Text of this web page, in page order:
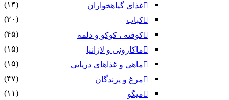
غذای گیاهخواران
کباب
کوفته ، کوکو و دلمه
ماکارونی و لازانیا
ماهی و غذاهای دریایی
مرغ و پرندگان
میگو